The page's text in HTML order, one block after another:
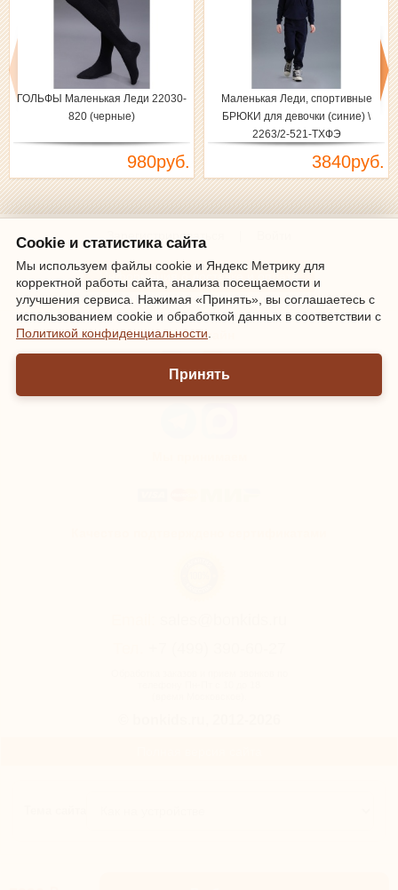
ГОЛЬФЫ Маленькая Леди 22030-
820 (черные)
980руб.
Маленькая Леди, спортивные
БРЮКИ для девочки (синие) \
2263/2-521-ТХФЭ
3840руб.
Зарегистрироваться
Информация о доставке и оплате
Мы онлайн
Cookie и статистика сайта
Мы используем файлы cookie и Яндекс Метрику для
корректной работы сайта, анализа посещаемости и
улучшения сервиса. Нажимая «Принять», вы соглашаетесь с
использованием cookie и обработкой данных в соответствии с
Политикой конфиденциальности
Принять